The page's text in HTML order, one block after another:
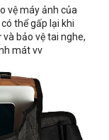
vệ máy ảnh của
thể gấp lại khi
bảo vệ tai nghe,
mát vv